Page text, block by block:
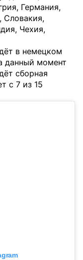
Германия,
Словакия,
Чехия,
в немецком
данный момент
сборная
с 7 из 15